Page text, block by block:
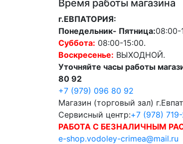
Время работы магазина
г.ЕВПАТОРИЯ:
Понедельник- Пятница:08:00-
Суббота: 08:00-15:00.
Воскресенье: ВЫХОДНОЙ.
Уточняйте часы работы
80 92
+7 (979) 096 80 92
Магазин (торговый зал)
Сервисный центр:+7 (978)
РАБОТА С БЕЗНАЛИЧНЫМ
e-shop.vodoley-crimea@mail.ru